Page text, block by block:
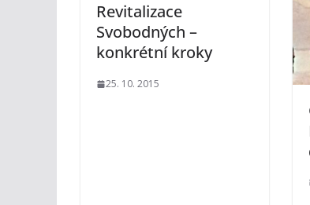
Revitalizace
Svobodných –
konkrétní kroky
25. 10. 2015